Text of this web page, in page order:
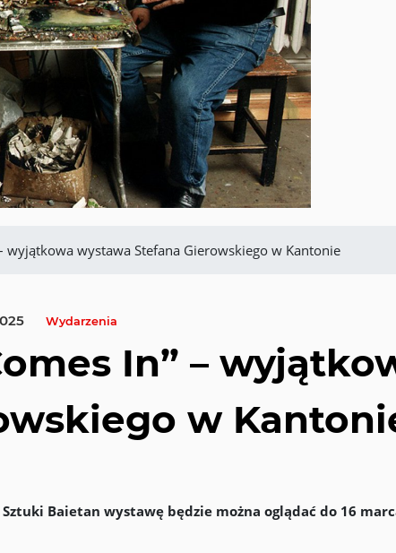
wyjątkowa wystawa Stefana Gierowskiego w Kantonie
Wydarzenia
In” –
w
Baietan wystawę będzie można oglądać do 16